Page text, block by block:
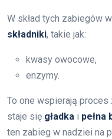
W skład tych zabiegów
składniki, takie jak:
kwasy owocowe,
enzymy.
To one wspierają proces
staje się gładka i pełna
ten zabieg w nadziei na